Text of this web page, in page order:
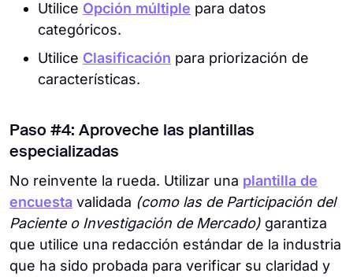
Utilice Opción múltiple para datos
categóricos.
Utilice Clasificación para priorización de
características.
Paso #4: Aproveche las plantillas
especializadas
No reinvente la rueda. Utilizar una plantilla de
encuesta validada (como las de Participación del
Paciente o Investigación de Mercado) garantiza
que utilice una redacción estándar de la industria
que ha sido probada para verificar su claridad y